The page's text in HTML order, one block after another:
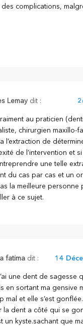
complications,
Lemay dit :
au praticien
chirurgien maxillo-
l’extraction de
de l’intervention et
une telle
du cas par cas et un
la meilleure personne
à ce sujet.
fatima dit : 14
une dent de sagesse
en sortant ma gensive
mal et elle s’est
la dent a côté qui se
un kyste.sachant que